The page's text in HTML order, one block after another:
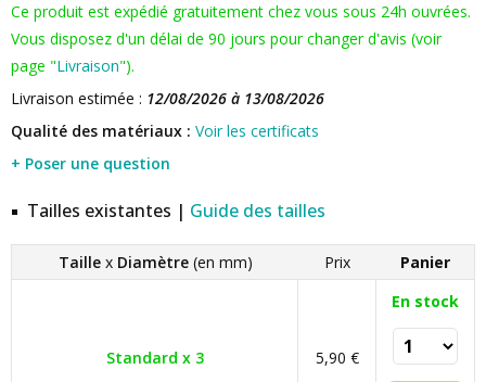
Ce produit est expédié gratuitement chez vous sous 24h ouvrées.
Vous disposez d'un délai de 90 jours pour changer d'avis (voir
page "Livraison").
Livraison estimée : 12/08/2026 à 13/08/2026
Qualité des matériaux : Voir les certificats
+ Poser une question
Tailles existantes | Guide des tailles
Taille x Diamètre (en mm) Prix Panier
Standard x 3 5,90 €
En stock